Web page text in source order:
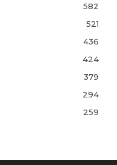
582
521
436
424
379
294
259